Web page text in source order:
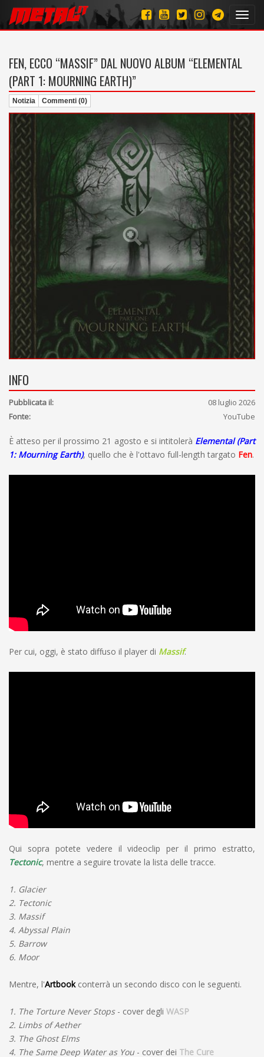
FEN, ECCO “MASSIF” DAL NUOVO ALBUM “ELEMENTAL
(PART 1: MOURNING EARTH)”
Notizia Commenti (0)
INFO
Pubblicata il:
08 luglio 2026
Fonte:
YouTube
È atteso per il prossimo 21 agosto e si intitolerà Elemental (Part
1: Mourning Earth), quello che è l'ottavo full-length targato Fen.
Per cui, oggi, è stato diffuso il player di Massif.
Qui sopra potete vedere il videoclip per il primo estratto,
Tectonic, mentre a seguire trovate la lista delle tracce.
1. Glacier
2. Tectonic
3. Massif
4. Abyssal Plain
5. Barrow
6. Moor
Mentre, l'Artbookconterrà un secondo disco con le seguenti.
1. The Torture Never Stops- cover degli WASP
2. Limbs of Aether
3. The Ghost Elms
4. The Same Deep Water as You - cover dei The Cure